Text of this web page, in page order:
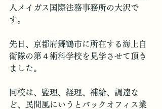
人メイガス国際法務事務所の大沢で
す。
先日、京都府舞鶴市に所在する海上自
衛隊の第４術科学校を見学させて頂き
ました。
同校は、監理、経理、補給、調達な
ど、民間風にいうとバックオフィス業